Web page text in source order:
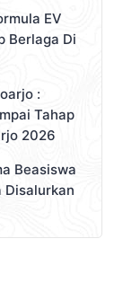
EV
Berlaga Di
:
Tahap
2026
Beasiswa
Disalurkan